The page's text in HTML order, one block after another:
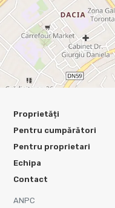
Proprietăți
Pentru cumpărători
Pentru proprietari
Echipa
Contact
ANPC